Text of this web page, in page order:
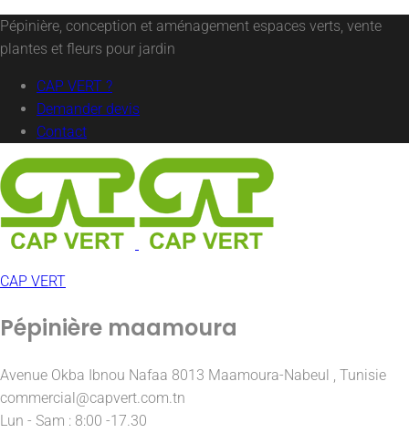
Pépinière, conception et aménagement espaces verts, vente
plantes et fleurs pour jardin
CAP VERT ?
Demander devis
Contact
CAP VERT
Pépinière maamoura
Avenue Okba Ibnou Nafaa 8013 Maamoura-Nabeul , Tunisie
commercial@capvert.com.tn
Lun - Sam : 8:00 -17.30